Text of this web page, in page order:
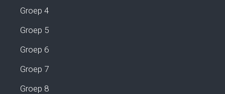
Groep 4
Groep 5
Groep 6
Groep 7
Groep 8